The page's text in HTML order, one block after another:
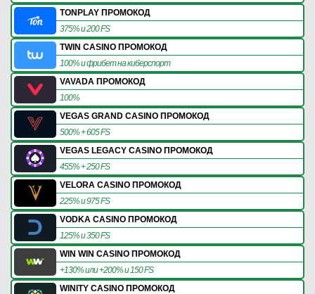
TONPLAY ПРОМОКОД
375% и 200 FS
TWIN CASINO ПРОМОКОД
100% и фрибет на киберспорт
VAVADA ПРОМОКОД
100%
VEGAS GRAND CASINO ПРОМОКОД
500% + 605 FS
VEGAS LEGACY CASINO ПРОМОКОД
455% + 250 FS
VELORA CASINO ПРОМОКОД
225% и 975 FS
VODKA CASINO ПРОМОКОД
125% и 350 FS
WIN WIN CASINO ПРОМОКОД
+130% или +200% и 150 FS
WINITY CASINO ПРОМОКОД